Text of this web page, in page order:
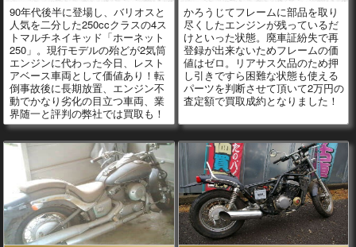
90年代後半に登場し、バリオスと
人気を二分した250ccクラスの4ス
トマルチネイキッド「ホーネット
250」。現行モデルの殆どが2気筒
エンジンに代わった今日、レスト
アベース車両として価値あり！転
倒事故後に長期放置、エンジン不
動でかなり劣化の目立つ車両、業
界随一と評判の弊社では買取も！
かろうじてフレームに部品を取り
尽くしたエンジンが残っているだ
けといった状態。廃車証紛失で再
登録が出来ないためフレームの価
値はゼロ。リアサス欠品のため押
し引きですら困難な状態も使える
パーツを判断させて頂いて2万円の
査定額で買取成約となりました！